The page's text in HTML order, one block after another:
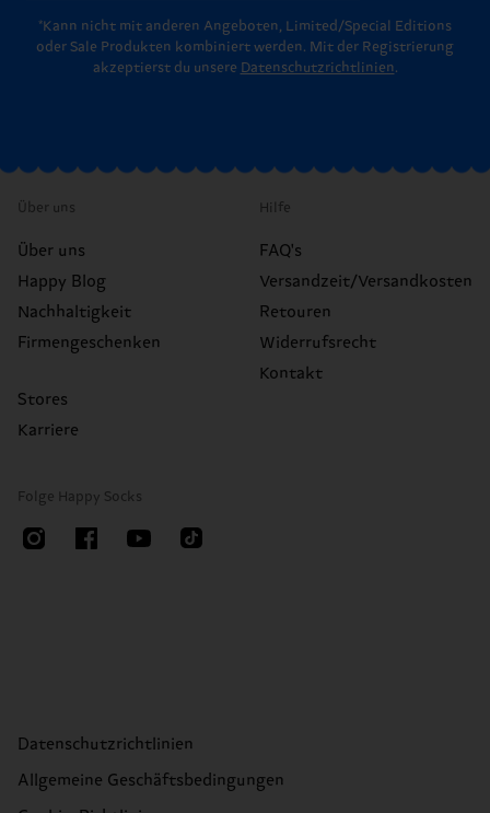
*Kann nicht mit anderen Angeboten, Limited/Special Editions
oder Sale Produkten kombiniert werden. Mit der Registrierung
akzeptierst du unsere Datenschutzrichtlinien.
Über uns
Über uns
Happy Blog
Nachhaltigkeit
Firmengeschenken
Stores
Karriere
Hilfe
FAQ's
Versandzeit/Versandkosten
Retouren
Widerrufsrecht
Kontakt
Folge Happy Socks
Datenschutzrichtlinien
Allgemeine Geschäftsbedingungen